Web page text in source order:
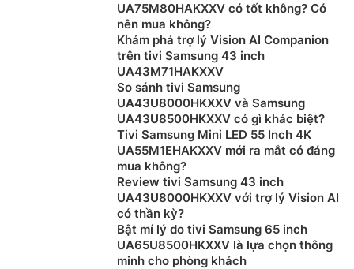
Công nghệ Adaptive Sound:Công nghệ này giúp tivi
Samsung 50 inch QA50Q7FAAKXXV tối ưu âm thanh
hóa dựa trên phân tích từng phân cảnh theo thời gian
thục tương ứng với từng loại nội dung.
Hình nền sáng tạo với AI:Chọn từ khóa cho giao diện
màn hình tivi mà bạn mong muốn, và để AI tạo nên
UA75M80HAKXXV có tốt không? Có
nên mua không?
Khám phá trợ lý Vision AI Companion
trên tivi Samsung 43 inch
UA43M71HAKXXV
So sánh tivi Samsung
UA43U8000HKXXV và Samsung
UA43U8500HKXXV có gì khác biệt?
Tivi Samsung Mini LED 55 Inch 4K
UA55M1EHAKXXV mới ra mắt có đáng
mua không?
Review tivi Samsung 43 inch
UA43U8000HKXXV với trợ lý Vision AI
có thần kỳ?
Bật mí lý do tivi Samsung 65 inch
UA65U8500HKXXV là lựa chọn thông
minh cho phòng khách